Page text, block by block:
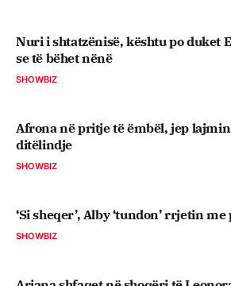
Nuri i shtatzënisë, kështu po duket
se të bëhet nënë
SHOWBIZ
Afrona në pritje të ëmbël, jep
ditëlindje
SHOWBIZ
‘Si sheqer’, Alby ‘tundon’ rrjetin
SHOWBIZ